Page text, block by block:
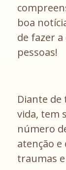
boa
de fazer
pessoas!
Diante de
vida, tem
número
atenção
traumas